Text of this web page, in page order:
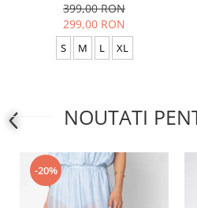
399,00 RON
299,00 RON
S M L XL
NOUTATI
-20%